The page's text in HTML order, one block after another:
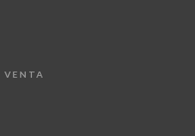
VENTA